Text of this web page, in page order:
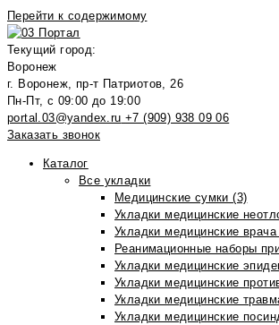
Перейти к содержимому
Текущий город:
Воронеж
г. Воронеж, пр-т Патриотов, 26
Пн-Пт, с 09:00 до 19:00
portal.03@yandex.ru +7 (909) 938 09 06
Заказать звонок
Каталог
Все укладки
Медицинские сумки (3)
Укладки медицинские
Укладки медицинские
Реанимационные наборы
Укладки медицинские
Укладки медицинские
Укладки медицинские
Укладки медицинские